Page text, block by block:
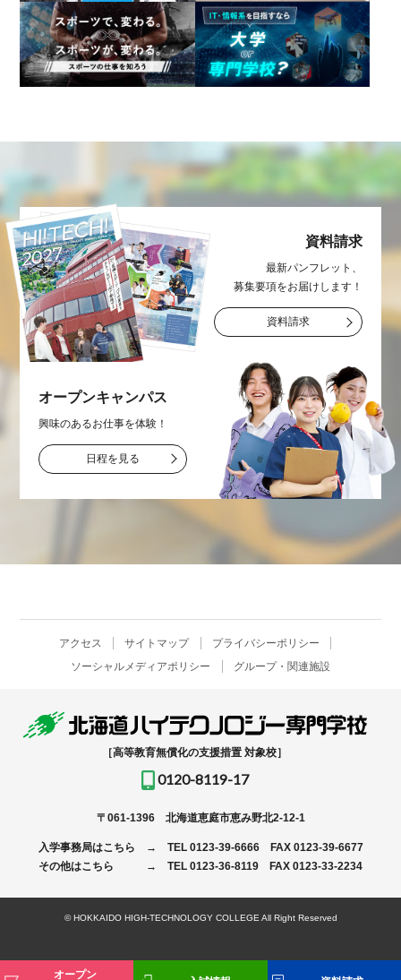
資料請求
最新パンフレット、
募集要項をお届け します！
資料請求
オープンキャンパス
興味のあるお仕事を体験！
日程を見る
アクセス サイトマップ
プライバシーポリシー
ソーシャルメディアポリシー
グループ・関連施設
［高等教育無償化の支援措置 対象校］
0120-8119-17
〒061-1396 北海道恵庭市恵み野北2-12-1
入学事務局はこちら → TEL 0123-39-6666FAX 0123-39-6677
その他はこちら → TEL 0123-36-8119 FAX 0123-33-2234
© HOKKAIDO HIGH-TECHNOLOGY COLLEGE All Right Reserved
オープン